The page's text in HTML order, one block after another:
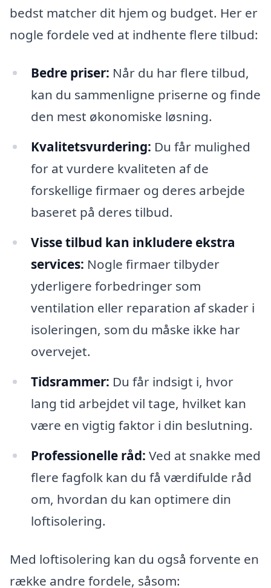
bedst matcher dit hjem og budget. Her er
nogle fordele ved at indhente flere tilbud:
Bedre priser: Når du har flere tilbud,
kan du sammenligne priserne og finde
den mest økonomiske løsning.
Kvalitetsvurdering: Du får mulighed
for at vurdere kvaliteten af de
forskellige firmaer og deres arbejde
baseret på deres tilbud.
Visse tilbud kan inkludere ekstra
services: Nogle firmaer tilbyder
yderligere forbedringer som
ventilation eller reparation af skader i
isoleringen, som du måske ikke har
overvejet.
Tidsrammer: Du får indsigt i, hvor
lang tid arbejdet vil tage, hvilket kan
være en vigtig faktor i din beslutning.
Professionelle råd: Ved at snakke med
flere fagfolk kan du få værdifulde råd
om, hvordan du kan optimere din
loftisolering.
Med loftisolering kan du også forvente en
række andre fordele, såsom: